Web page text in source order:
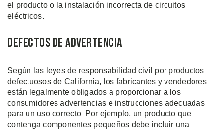
el producto o la instalación incorrecta de circuitos
eléctricos.
Defectos de Advertencia
Según las leyes de responsabilidad civil por productos
defectuosos de California, los fabricantes y vendedores
están legalmente obligados a proporcionar a los
consumidores advertencias e instrucciones adecuadas
para un uso correcto. Por ejemplo, un producto que
contenga componentes pequeños debe incluir una